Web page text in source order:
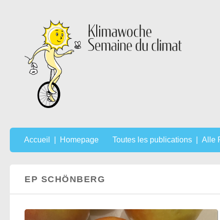
Accueil | Homepage Toutes les publications | Alle
EP SCHÖNBERG